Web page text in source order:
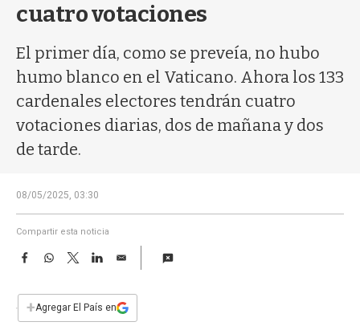
cuatro votaciones
El primer día, como se preveía, no hubo
humo blanco en el Vaticano. Ahora los 133
cardenales electores tendrán cuatro
votaciones diarias, dos de mañana y dos
de tarde.
08/05/2025, 03:30
Compartir esta noticia
F
e
b
W
s
T
w
t
L
E
i
l
+Agregar El País en